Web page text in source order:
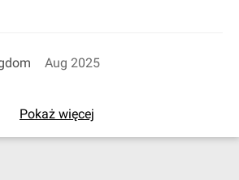
Aug 2025
Pokaż więcej